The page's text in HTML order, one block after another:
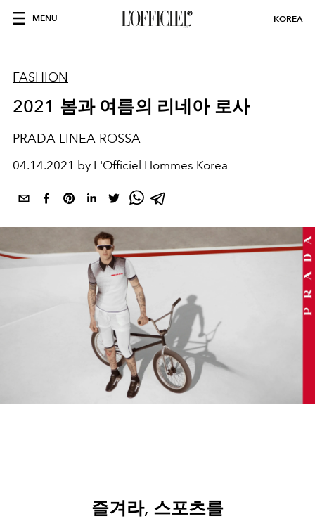
MENU KOREA
FASHION
2021 봄과 여름의 리네아 로사
PRADA LINEA ROSSA
04.14.2021 by L'Officiel Hommes Korea
즐겨라, 스포츠를